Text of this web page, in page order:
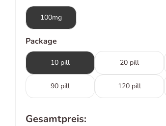
100mg
Package
10 pill 20 pill
90 pill 120 pill
Gesamtpreis: